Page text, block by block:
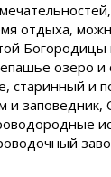
отдыха,
озеро
старинный и
и заповедник,